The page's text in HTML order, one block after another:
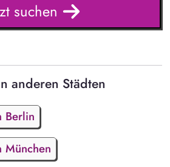
suchen
anderen Städten
Berlin
München